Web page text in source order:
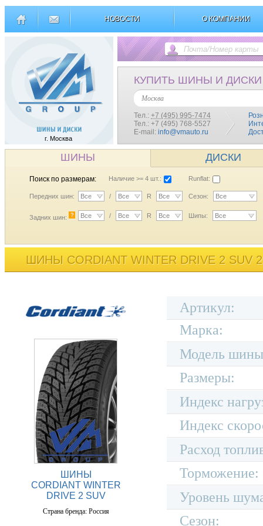
НОВОСТИ О КОМПАНИИ
г. Москва
КУПИТЬ ШИНЫ И ДИСКИ
Москва
Тел.: +7 (495) 995-7474
Тел.: +7 (495) 768-5527
E-mail: info@vmauto.ru
ШИНЫ ДИСКИ
Поиск по размерам: Наличие >= 4 шт.: Runflat:
Передних шин: Все / Все R Все Сезон: Все
Задних шин: ? Все / Все R Все Шипы: Все
ШИНЫ CORDIANT WINTER DRIVE 2 SUV
ШИНЫ
CORDIANT WINTER
DRIVE 2 SUV
Страна бренда: Россия
Артикул:
Марка:
Модель
Размеры:
Индекс
Индекс
Расход
Торможение:
Уровень
Сезон: